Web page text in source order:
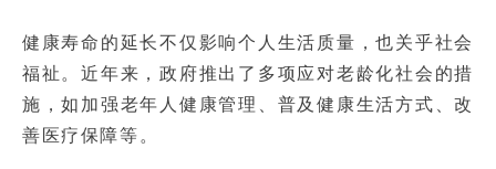
健康寿命的延长不仅影响个人生活质量，也关乎社会
福祉。近年来，政府推出了多项应对老龄化社会的措
施，如加强老年人健康管理、普及健康生活方式、改
善医疗保障等。